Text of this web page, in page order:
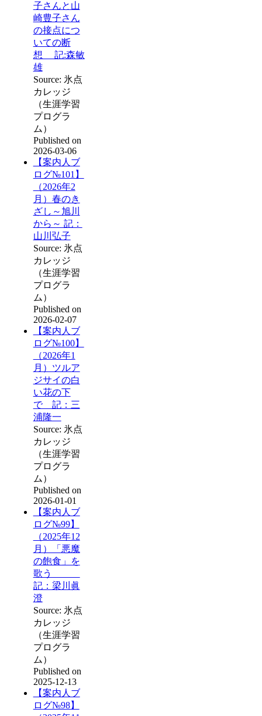
子さんと山
崎豊子さん
の接点につ
いての断
想 記:森敏
雄
Source: 氷点
カレッジ
（生涯学習
プログラ
ム）
Published on
2026-03-06
【案内人ブ
ログ№101】
（2026年2
月）春のき
ざし～旭川
から～ 記：
山川弘子
Source: 氷点
カレッジ
（生涯学習
プログラ
ム）
Published on
2026-02-07
【案内人ブ
ログ№100】
（2026年1
月）ツルア
ジサイの白
い花の下
で 記：三
浦隆一
Source: 氷点
カレッジ
（生涯学習
プログラ
ム）
Published on
2026-01-01
【案内人ブ
ログ№99】
（2025年12
月）「悪魔
の飽食」を
歌う
記：梁川眞
澄
Source: 氷点
カレッジ
（生涯学習
プログラ
ム）
Published on
2025-12-13
【案内人ブ
ログ№98】